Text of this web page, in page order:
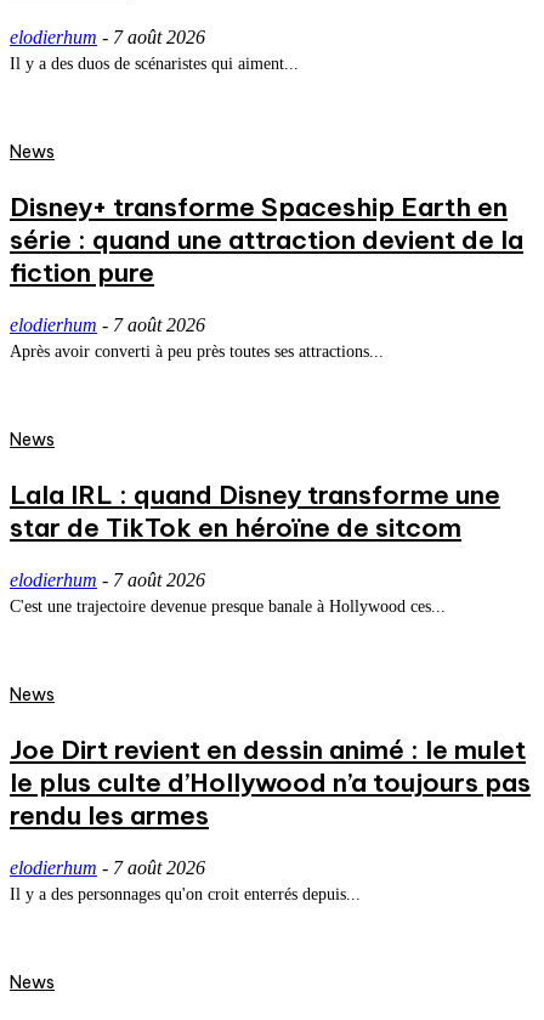
elodierhum - 7 août 2026
Il y a des duos de scénaristes qui aiment...
News
Disney+ transforme Spaceship Earth en
série : quand une attraction devient de la
fiction pure
elodierhum - 7 août 2026
Après avoir converti à peu près toutes ses attractions...
News
Lala IRL : quand Disney transforme une
star de TikTok en héroïne de sitcom
elodierhum - 7 août 2026
C'est une trajectoire devenue presque banale à Hollywood ces...
News
Joe Dirt revient en dessin animé : le mulet
le plus culte d’Hollywood n’a toujours pas
rendu les armes
elodierhum - 7 août 2026
Il y a des personnages qu'on croit enterrés depuis...
News